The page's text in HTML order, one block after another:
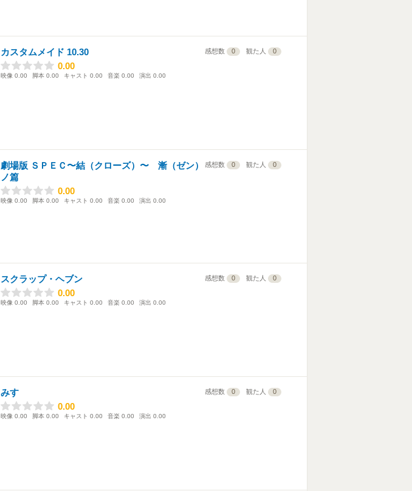
カスタムメイド 10.30 感想数 0 観た人 0
0.00
0.00
映像 0.00 脚本 0.00 キャスト 0.00 音楽 0.00 演出 0.00
劇場版 ＳＰＥＣ〜結（クローズ）〜 漸（ゼン）
ノ篇
感想数 0 観た人 0
0.00
0.00
映像 0.00 脚本 0.00 キャスト 0.00 音楽 0.00 演出 0.00
スクラップ・ヘブン 感想数 0 観た人 0
0.00
0.00
映像 0.00 脚本 0.00 キャスト 0.00 音楽 0.00 演出 0.00
みすゞ 感想数 0 観た人 0
0.00
0.00
映像 0.00 脚本 0.00 キャスト 0.00 音楽 0.00 演出 0.00